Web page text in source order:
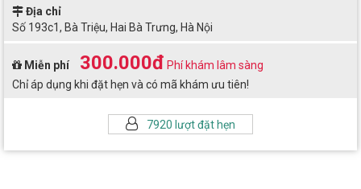
7920 lượt đặt hẹn
Địa chỉ
Số 193c1, Bà Triệu, Hai Bà Trưng, Hà Nội
Miễn phí 300.000đ Phí khám lâm sàng
Chỉ áp dụng khi đặt hẹn và có mã khám ưu tiên!